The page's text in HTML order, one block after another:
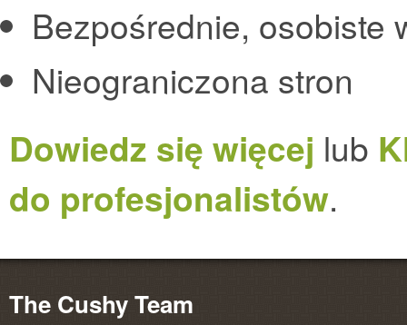
Bezpośrednie, osobiste
Nieograniczona stron
Dowiedz się więcej lub
do profesjonalistów.
The Cushy Team